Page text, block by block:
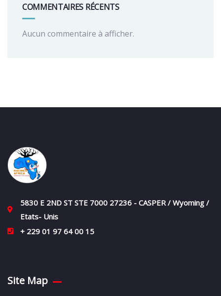
COMMENTAIRES RÉCENTS
Aucun commentaire à afficher.
5830 E 2ND ST STE 7000 27236 - CASPER / Wyoming /
Etats- Unis
+ 229 01 97 64 00 15
Site Map